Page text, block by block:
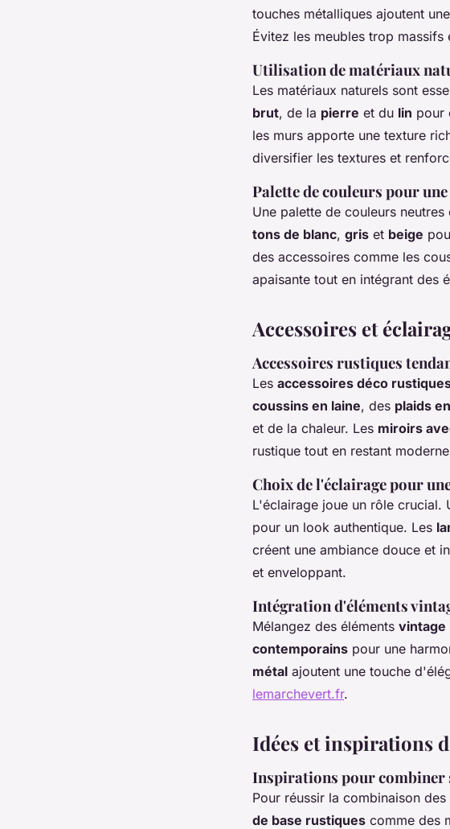
touches métalliques ajoutent
Évitez les meubles trop
Utilisation de matériaux
Les matériaux naturels sont
brut, de la pierre et du lin pour
les murs apporte une texture
diversifier les textures et
Palette de couleurs pour
Une palette de couleurs
tons de blanc, gris et beige
des accessoires comme les
apaisante tout en intégrant des
Accessoires et
Accessoires rustiques
Les accessoires déco
coussins en laine, des plaids
et de la chaleur. Les miroirs
rustique tout en restant
Choix de l'éclairage pour
L'éclairage joue un rôle crucial.
pour un look authentique. Les
créent une ambiance douce et
et enveloppant.
Intégration d'éléments
Mélangez des éléments vintage
contemporains pour une
métal ajoutent une touche
lemarchevert.fr.
Idées et inspirations
Inspirations pour combiner
Pour réussir la combinaison des
de base rustiques comme des